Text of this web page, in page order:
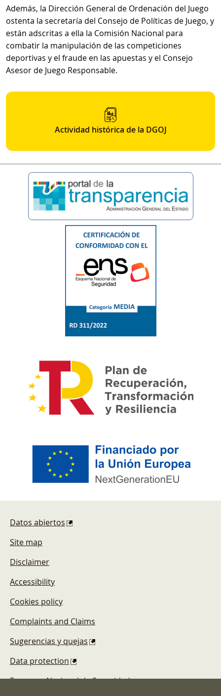
Además, la Dirección General de Ordenación del Juego
ostenta la secretaría del Consejo de Políticas de Juego, y
están adscritas a ella la Comisión Nacional para
combatir la manipulación de las competiciones
deportivas y el fraude en las apuestas y el Consejo
Asesor de Juego Responsable.
Actividad histórica de la DGOJ
Datos abiertos
Site map
Disclaimer
Accessibility
Cookies policy
Complaints and Claims
Sugerencias y quejas
Data protection
Esquema Nacional de Seguridad